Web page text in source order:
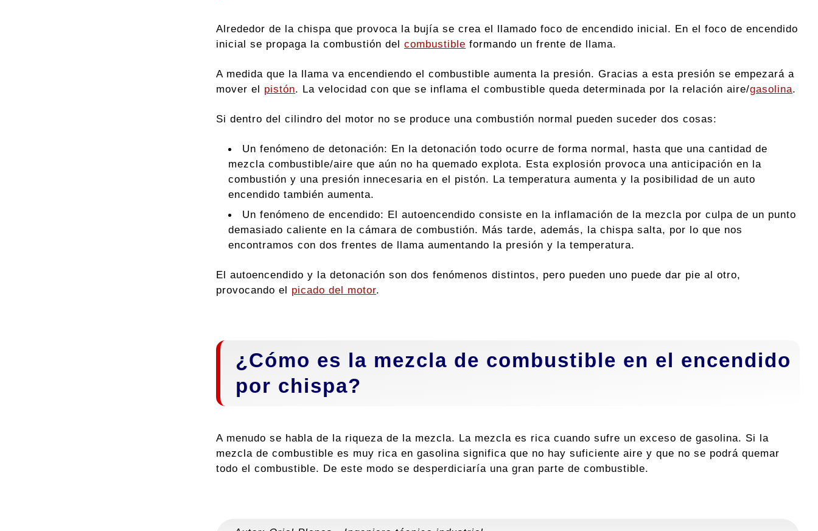
Alrededor de la chispa que provoca la bujía se crea el llamado foco de encendido inicial. En el foco de encendido
inicial se propaga la combustión del combustible formando un frente de llama.
A medida que la llama va encendiendo el combustible aumenta la presión. Gracias a esta presión se empezará a
mover el pistón. La velocidad con que se inflama el combustible queda determinada por la relación aire/gasolina.
Si dentro del cilindro del motor no se produce una combustión normal pueden suceder dos cosas:
Un fenómeno de detonación: En la detonación todo ocurre de forma normal, hasta que una cantidad de
mezcla combustible/aire que aún no ha quemado explota. Esta explosión provoca una anticipación en la
combustión y una presión innecesaria en el pistón. La temperatura aumenta y la posibilidad de un auto
encendido también aumenta.
Un fenómeno de encendido: El autoencendido consiste en la inflamación de la mezcla por culpa de un punto
demasiado caliente en la cámara de combustión. Más tarde, además, la chispa salta, por lo que nos
encontramos con dos frentes de llama aumentando la presión y la temperatura.
El autoencendido y la detonación son dos fenómenos distintos, pero pueden uno puede dar pie al otro,
provocando el picado del motor.
¿Cómo es la mezcla de combustible en el encendido
por chispa?
A menudo se habla de la riqueza de la mezcla. La mezcla es rica cuando sufre un exceso de gasolina. Si la
mezcla de combustible es muy rica en gasolina significa que no hay suficiente aire y que no se podrá quemar
todo el combustible. De este modo se desperdiciaría una gran parte de combustible.